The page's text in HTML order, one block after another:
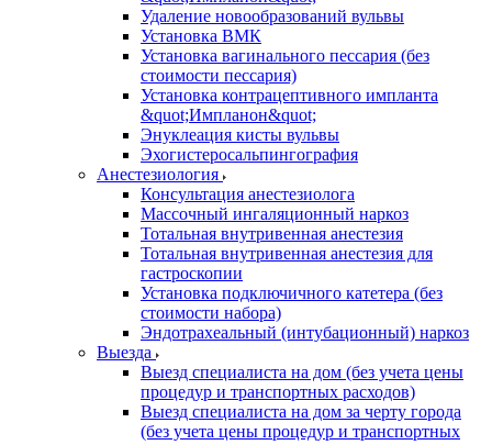
Удаление новообразований вульвы
Установка ВМК
Установка вагинального пессария (без
стоимости пессария)
Установка контрацептивного импланта
&quot;Импланон&quot;
Энуклеация кисты вульвы
Эхогистеросальпингография
Анестезиология
Консультация анестезиолога
Массочный ингаляционный наркоз
Тотальная внутривенная анестезия
Тотальная внутривенная анестезия для
гастроскопии
Установка подключичного катетера (без
стоимости набора)
Эндотрахеальный (интубационный) наркоз
Выезда
Выезд специалиста на дом (без учета цены
процедур и транспортных расходов)
Выезд специалиста на дом за черту города
(без учета цены процедур и транспортных